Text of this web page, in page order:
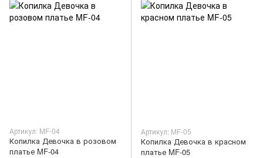
Артикул: MF-04
Копилка Девочка в розовом
платье MF-04
Артикул: MF-05
Копилка Девочка в красном
платье MF-05